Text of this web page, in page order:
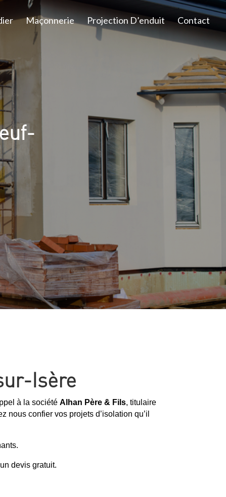
Maçonnerie Projection D’enduit Contact
Isère
à la société Alhan Père & Fils, titulaire
nous confier vos projets d’isolation qu’il
devis gratuit.